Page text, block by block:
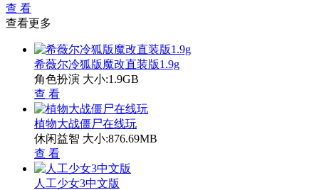
查 看
查看更多
希薇尔冷狐版魔改直装版1.9g
角色扮演 大小:1.9GB
查 看
植物大战僵尸在线玩
休闲益智 大小:876.69MB
查 看
人工少女3中文版